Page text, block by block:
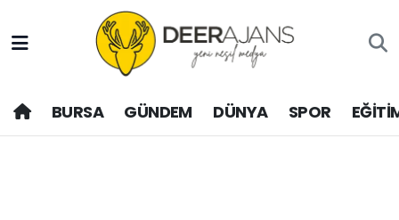
BURSA GÜNDEM DÜNYA SPOR
Hava Durumu
Trafik Durumu